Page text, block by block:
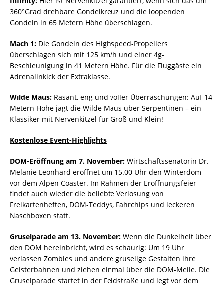
360°Grad drehbare Gondelkreuz und die loopenden
Gondeln in 65 Metern Höhe überschlagen.
Mach 1: Die Gondeln des Highspeed-Propellers
überschlagen sich mit 125 km/h und einer 4g-
Beschleunigung in 41 Metern Höhe. Für die Fluggäste ein
Adrenalinkick der Extraklasse.
Wilde Maus: Rasant, eng und voller Überraschungen: Auf 14
Metern Höhe jagt die Wilde Maus über Serpentinen – ein
Klassiker mit Nervenkitzel für Groß und Klein!
Kostenlose Event-Highlights
DOM-Eröffnung am 7. November: Wirtschaftssenatorin Dr.
Melanie Leonhard eröffnet um 15.00 Uhr den Winterdom
vor dem Alpen Coaster. Im Rahmen der Eröffnungsfeier
findet auch wieder die beliebte Verlosung von
Freikartenheften, DOM-Teddys, Fahrchips und leckeren
Naschboxen statt.
Gruselparade am 13. November: Wenn die Dunkelheit über
den DOM hereinbricht, wird es schaurig: Um 19 Uhr
verlassen Zombies und andere gruselige Gestalten ihre
Geisterbahnen und ziehen einmal über die DOM-Meile. Die
Gruselparade startet in der Feldstraße und legt vor dem